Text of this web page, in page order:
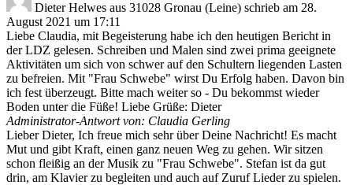
Dieter Helwes aus 31028 Gronau (Leine) schrieb am 28.
August 2021 um 17:11
Liebe Claudia, mit Begeisterung habe ich den heutigen Bericht in
der LDZ gelesen. Schreiben und Malen sind zwei prima geeignete
Aktivitäten um sich von schwer auf den Schultern liegenden Lasten
zu befreien. Mit "Frau Schwebe" wirst Du Erfolg haben. Davon bin
ich fest überzeugt. Bitte mach weiter so - Du bekommst wieder
Boden unter die Füße! Liebe Grüße: Dieter
Administrator-Antwort von: Claudia Gerling
Lieber Dieter, Ich freue mich sehr über Deine Nachricht! Es macht
Mut und gibt Kraft, einen ganz neuen Weg zu gehen. Wir sitzen
schon fleißig an der Musik zu "Frau Schwebe". Stefan ist da gut
drin, am Klavier zu begleiten und auch auf Zuruf Lieder zu spielen.